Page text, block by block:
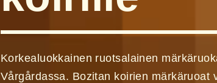
Korkealuokkainen ruotsalainen
Vårgårdassa. Bozitan koirien märkäruoat